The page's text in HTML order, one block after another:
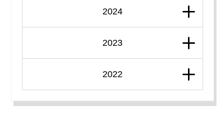
2024
2023
2022